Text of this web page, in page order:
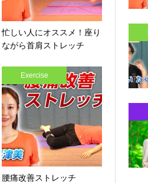
忙しい人にオススメ！座り
ながら首肩ストレッチ
Exercise
腰痛改善ストレッチ